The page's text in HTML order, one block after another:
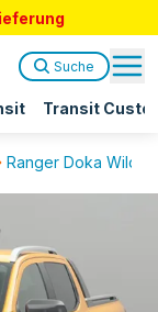
Transit
Suche
Ranger Doka